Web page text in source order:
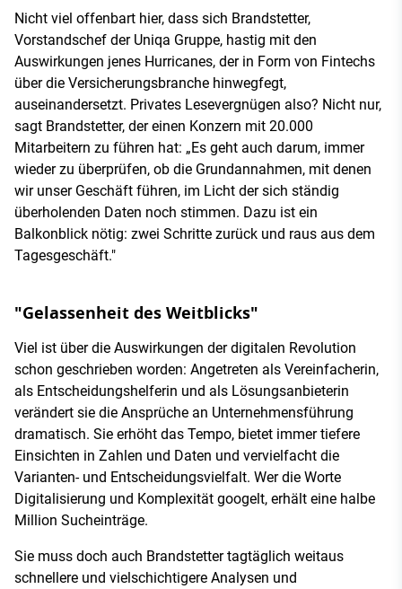
Nicht viel offenbart hier, dass sich Brandstetter,
Vorstandschef der Uniqa Gruppe, hastig mit den
Auswirkungen jenes Hurricanes, der in Form von Fintechs
über die Versicherungsbranche hinwegfegt,
auseinandersetzt. Privates Lesevergnügen also? Nicht nur,
sagt Brandstetter, der einen Konzern mit 20.000
Mitarbeitern zu führen hat: „Es geht auch darum, immer
wieder zu überprüfen, ob die Grundannahmen, mit denen
wir unser Geschäft führen, im Licht der sich ständig
überholenden Daten noch stimmen. Dazu ist ein
Balkonblick nötig: zwei Schritte zurück und raus aus dem
Tagesgeschäft."
"Gelassenheit des Weitblicks"
Viel ist über die Auswirkungen der digitalen Revolution
schon geschrieben worden: Angetreten als Vereinfacherin,
als Entscheidungshelferin und als Lösungsanbieterin
verändert sie die Ansprüche an Unternehmensführung
dramatisch. Sie erhöht das Tempo, bietet immer tiefere
Einsichten in Zahlen und Daten und vervielfacht die
Varianten- und Entscheidungsvielfalt. Wer die Worte
Digitalisierung und Komplexität googelt, erhält eine halbe
Million Sucheinträge.
Sie muss doch auch Brandstetter tagtäglich weitaus
schnellere und vielschichtigere Analysen und